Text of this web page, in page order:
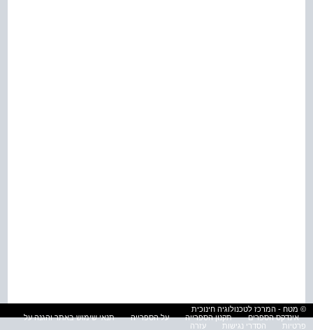
© מטח - המרכז לטכנולוגיה חינוכית
אינדקס הספרים
תקנון הספרייה על הספרייה
תנאי שימוש באתר והגנה על
פרטיות
הסדרי נגישות עזרה